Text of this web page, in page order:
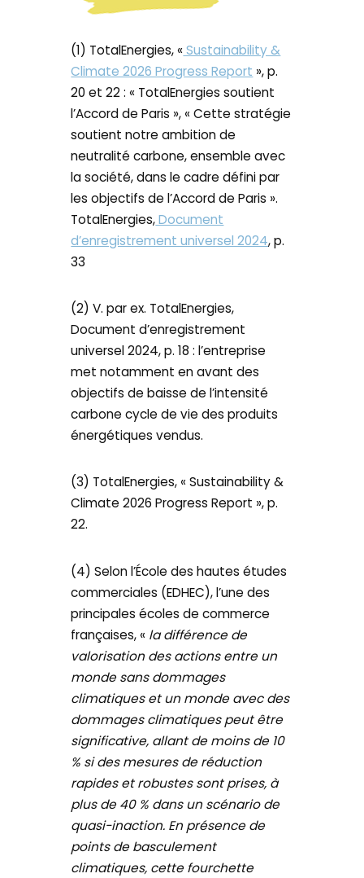
(1) TotalEnergies, « Sustainability &
Climate 2026 Progress Report », p.
20 et 22 : « TotalEnergies soutient
l’Accord de Paris », « Cette stratégie
soutient notre ambition de
neutralité carbone, ensemble avec
la société, dans le cadre défini par
les objectifs de l’Accord de Paris ».
TotalEnergies,Document
d’enregistrement universel 2024, p.
33
(2) V. par ex. TotalEnergies,
Document d’enregistrement
universel 2024, p. 18 : l’entreprise
met notamment en avant des
objectifs de baisse de l’intensité
carbone cycle de vie des produits
énergétiques vendus.
(3) TotalEnergies, « Sustainability &
Climate 2026 Progress Report », p.
22.
(4) Selon l’École des hautes études
commerciales (EDHEC), l’une des
principales écoles de commerce
françaises, « la différence de
valorisation des actions entre un
monde sans dommages
climatiques et un monde avec des
dommages climatiques peut être
significative, allant de moins de 10
% si des mesures de réduction
rapides et robustes sont prises, à
plus de 40 % dans un scénario de
quasi-inaction. En présence de
points de basculement
climatiques, cette fourchette